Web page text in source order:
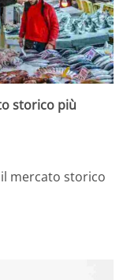
storico più
mercato storico